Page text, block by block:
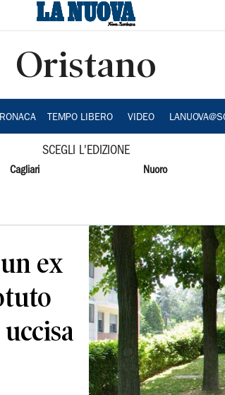
Oristano
TEMPO LIBERO VIDEO
SCEGLI L'EDIZIONE
Cagliari Nuoro
ex